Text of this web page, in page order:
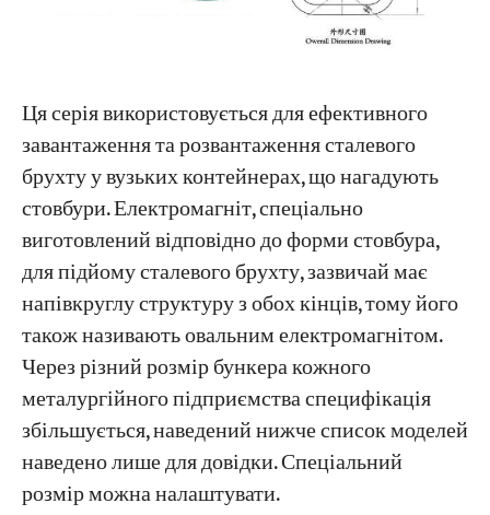
Ця серія використовується для ефективного
завантаження та розвантаження сталевого
брухту у вузьких контейнерах, що нагадують
стовбури. Електромагніт, спеціально
виготовлений відповідно до форми стовбура,
для підйому сталевого брухту, зазвичай має
напівкруглу структуру з обох кінців, тому його
також називають овальним електромагнітом.
Через різний розмір бункера кожного
металургійного підприємства специфікація
збільшується, наведений нижче список моделей
наведено лише для довідки. Спеціальний
розмір можна налаштувати.